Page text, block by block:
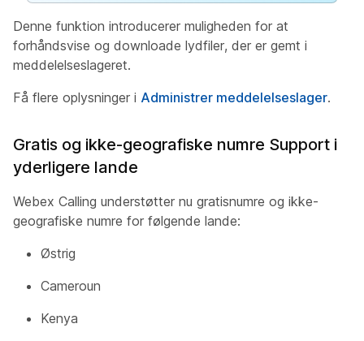
Denne funktion introducerer muligheden for at
forhåndsvise og downloade lydfiler, der er gemt i
meddelelseslageret.
Få flere oplysninger i Administrer meddelelseslager.
Gratis og ikke-geografiske numre Support i
yderligere lande
Webex Calling understøtter nu gratisnumre og ikke-
geografiske numre for følgende lande:
Østrig
Cameroun
Kenya